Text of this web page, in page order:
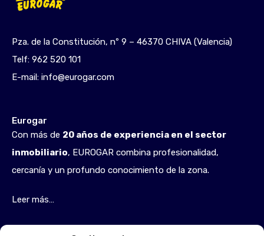
Pza. de la Constitución, nº 9 – 46370 CHIVA (Valencia)
Telf: 962 520 101
E-mail: info@eurogar.com
Eurogar
Con más de 20 años de experiencia en el sector
inmobiliario, EUROGAR combina profesionalidad,
cercanía y un profundo conocimiento de la zona.
Leer más…